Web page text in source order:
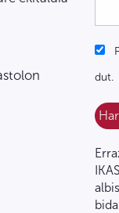
dut.